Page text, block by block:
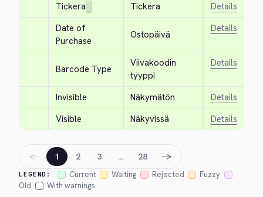
Tickera Tickera
Details
Date of
Purchase
Ostopäivä
Details
Barcode Type
Viivakoodin
tyyppi
Details
Invisible Näkymätön
Details
Visible
Näkyvissä Details
LEGEND: Current Waiting Rejected
Fuzzy
Old
With warnings
← 1 2 3 … 28 →